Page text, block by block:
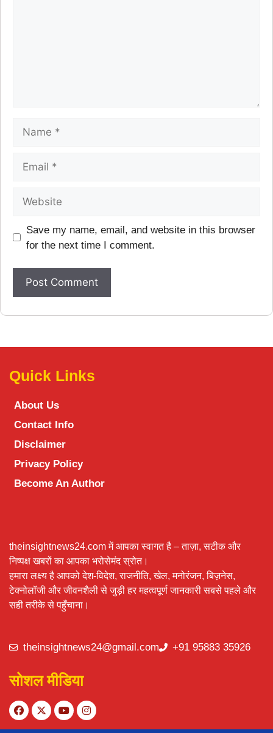
Save my name, email, and website in this browser
for the next time I comment.
Quick Links
About Us
Contact Info
Disclaimer
Privacy Policy
Become An Author
theinsightnews24.com में आपका स्वागत है – ताज़ा, सटीक और
निष्पक्ष खबरों का आपका भरोसेमंद स्रोत।
हमारा लक्ष्य है आपको देश-विदेश, राजनीति, खेल, मनोरंजन, बिज़नेस,
टेक्नोलॉजी और जीवनशैली से जुड़ी हर महत्वपूर्ण जानकारी सबसे पहले और
सही तरीके से पहुँचाना।
theinsightnews24@gmail.com +91 95883 35926
सोशल मीडिया